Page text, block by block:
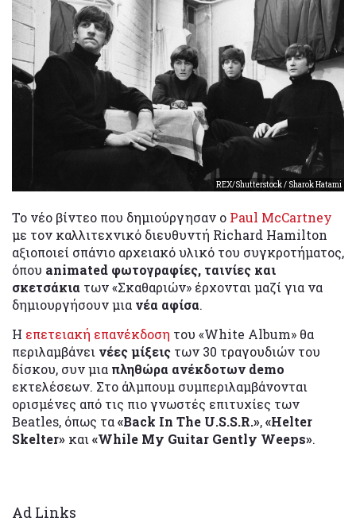
REX/Shutterstock / Sharok Hatami
Το νέο βίντεο που δημιούργησαν ο Paul McCartney
με τον καλλιτεχνικό διευθυντή Richard Hamilton
αξιοποιεί σπάνιο αρχειακό υλικό του συγκροτήματος,
όπου animated φωτογραφίες, ταινίες και
σκετσάκια των «Σκαθαριών» έρχονται μαζί για να
δημιουργήσουν μια νέα αφίσα.
Η επετειακή επανέκδοση του «White Album» θα
περιλαμβάνει νέες μίξεις των 30 τραγουδιών του
δίσκου, συν μια πληθώρα ανέκδοτων demo
εκτελέσεων. Στο άλμπουμ συμπεριλαμβάνονται
ορισμένες από τις πιο γνωστές επιτυχίες των
Beatles, όπως τα«Back In The U.S.S.R.»,«Helter
Skelter» και «While My Guitar Gently Weeps».
Ad Links